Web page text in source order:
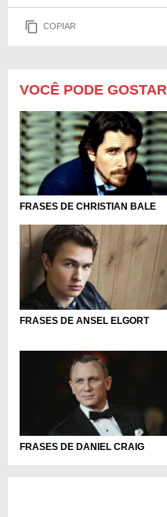
COPIAR
VOCÊ PODE GOSTAR
FRASES DE CHRISTIAN BALE
FRASES DE ANSEL ELGORT
FRASES DE DANIEL CRAIG